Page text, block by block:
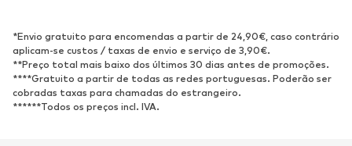
altos
Sandálias
Sapatos baixos
Sapatilhas de desporto
Sabrinas
Sapatos abertos
*Envio gratuito para encomendas a partir de 24,90€, caso contrário
aplicam-se custos / taxas de envio e serviço de 3,90€.
**Preço total mais baixo dos últimos 30 dias antes de promoções.
****Gratuito a partir de todas as redes portuguesas. Poderão ser
cobradas taxas para chamadas do estrangeiro.
******Todos os preços incl. IVA.